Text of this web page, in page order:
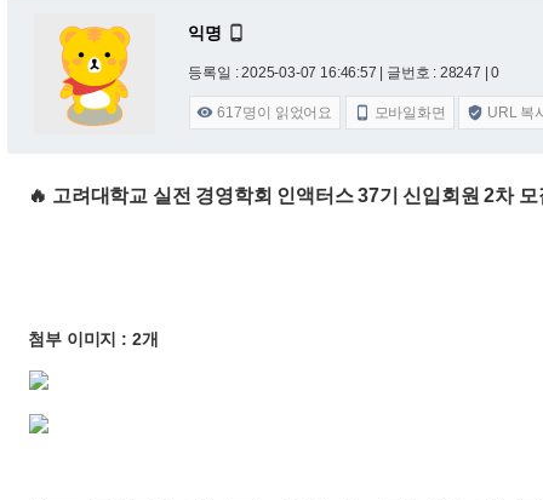
익명 
등록일 : 2025-03-07 16:46:57 | 글번호 : 28247 | 0
 617명이 읽었어요  모바일화면  URL 복
🔥 고려대학교 실전 경영학회 인액터스 37기 신입회원 2차
첨부 이미지 : 2개